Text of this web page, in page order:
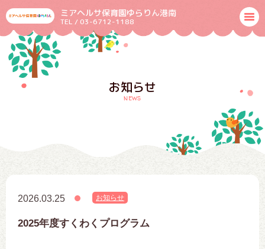
ミアヘルサ保育園ゆらりん港南
TEL / 03-6712-1188
お知らせ
news
2026.03.25 お知らせ
2025年度すくわくプログラム